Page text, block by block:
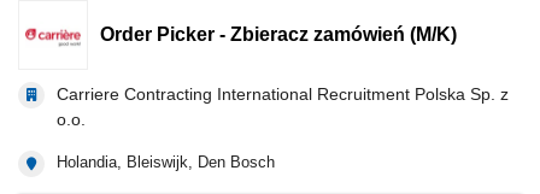
Order Picker - Zbieracz zamówień (M/K)
Carriere Contracting International Recruitment Polska Sp. z
o.o.
Holandia, Bleiswijk, Den Bosch